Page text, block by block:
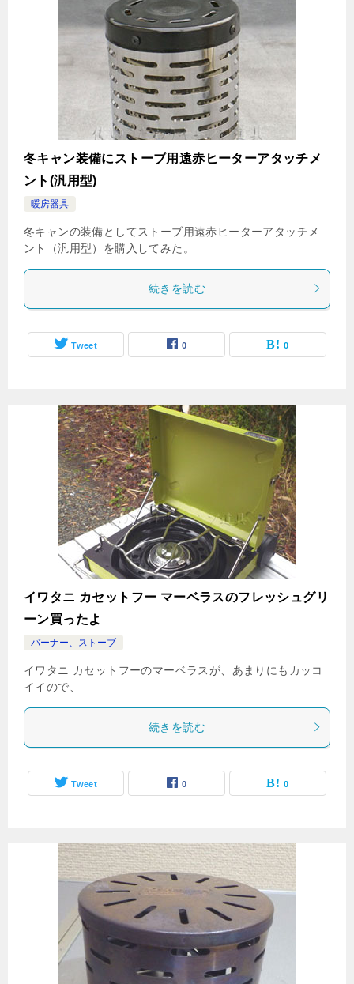
冬キャン装備にストーブ用遠赤ヒーターアタッチメ
ント(汎用型)
暖房器具
冬キャンの装備としてストーブ用遠赤ヒーターアタッチメ
ント（汎用型）を購入してみた。
続きを読む
Tweet 0 0
イワタニ カセットフー マーベラスのフレッシュグリ
ーン買ったよ
バーナー、ストーブ
イワタニ カセットフーのマーベラスが、あまりにもカッコ
イイので、
続きを読む
Tweet 0 0